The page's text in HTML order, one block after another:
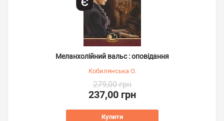
Меланхолійний вальс : оповідання
Кобилянська О.
279,00 грн
237,00 грн
Купити